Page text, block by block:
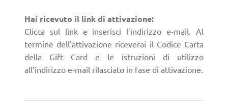
Hai ricevuto il link di attivazione:
Clicca sul link e inserisci l’indirizzo e-mail. Al
termine dell'attivazione riceverai il Codice Carta
della Gift Card e le istruzioni di utilizzo
all’indirizzo e-mail rilasciato in fase di attivazione.